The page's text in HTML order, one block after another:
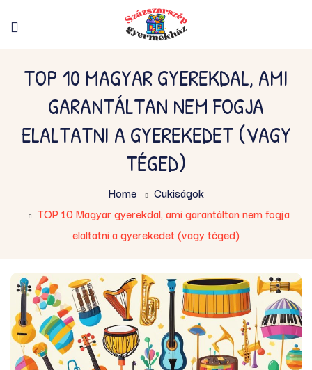
TOP 10 MAGYAR GYEREKDAL, AMI
GARANTÁLTAN NEM FOGJA
ELALTATNI A GYEREKEDET (VAGY
TÉGED)
Home
Cukiságok
TOP 10 Magyar gyerekdal, ami garantáltan nem fogja
elaltatni a gyerekedet (vagy téged)